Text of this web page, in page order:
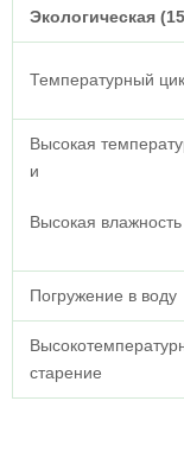
Экологическая
Температурный
Высокая
и
Высокая влажность
Погружение в воду
старение